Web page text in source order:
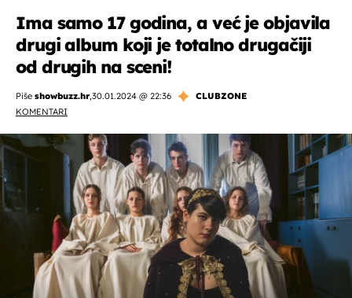
Ima samo 17 godina, a već je objavila
drugi album koji je totalno drugačiji
od drugih na sceni!
Piše showbuzz.hr,30.01.2024 @ 22:36
CLUBZONE
KOMENTARI
OMOGUĆI OBAVIJESTI